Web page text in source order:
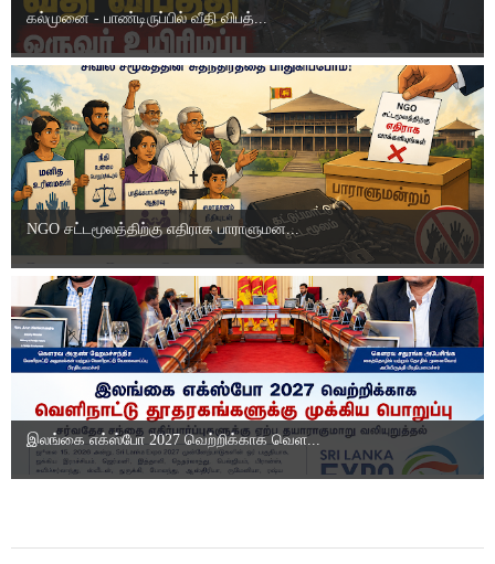
கல்முனை - பாண்டிருப்பில் வீதி விபத்...
NGO சட்டமூலத்திற்கு எதிராக பாராளுமன...
இலங்கை எக்ஸ்போ 2027 வெற்றிக்காக வெள...